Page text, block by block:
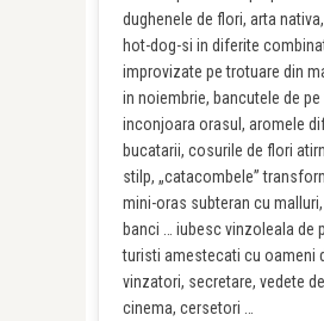
dughenele de flori, arta
hot-dog-si in diferite
improvizate pe trotuare din
in noiembrie, bancutele de
inconjoara orasul, aromele
bucatarii, cosurile de flori
stilp, „catacombele”
mini-oras subteran cu
banci … iubesc vinzoleala de
turisti amestecati cu oameni
vinzatori, secretare, vedete
cinema, cersetori …